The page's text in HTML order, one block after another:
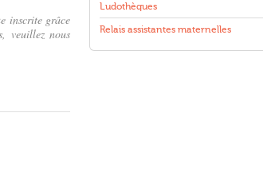
inscrite grâce
veuillez nous
Ludothèques
Relais assistantes maternelles